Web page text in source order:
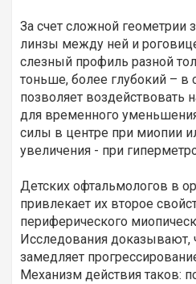
За счет сложной геометрии
линзы между ней и
слезный профиль разной
тоньше, более глубокий – в
позволяет воздействовать
для временного
силы в центре при миопии
увеличения - при
Детских офтальмологов в
привлекает их второе
периферического
Исследования доказывают,
замедляет
Механизм действия таков: